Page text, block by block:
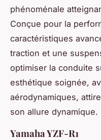
phénoménale
Conçue pour la
caractéristiques
traction et une
optimiser la conduite
esthétique soignée,
aérodynamiques,
son allure dynamique.
Yamaha YZF-R1